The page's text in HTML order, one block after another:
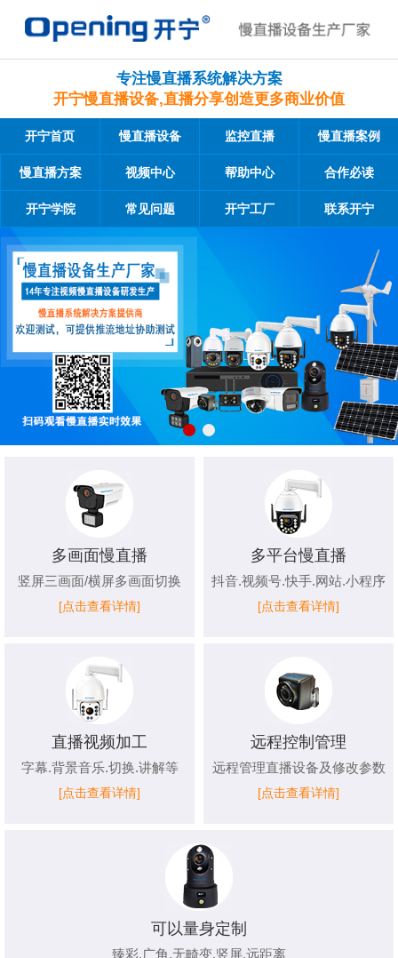
专注慢直播系统解决方案
开宁慢直播设备,直播分享创造更多商业价值
开宁首页 慢直播设备 监控直播 慢直播案例
慢直播方案 视频中心 帮助中心 合作必读
开宁学院 常见问题 开宁工厂 联系开宁
多画面慢直播
竖屏三画面/横屏多画面切换
[点击查看详情]
多平台慢直播
抖音.视频号.快手.网站.小程序
[点击查看详情]
直播视频加工
字幕.背景音乐.切换.讲解等
[点击查看详情]
远程控制管理
远程管理直播设备及修改参数
[点击查看详情]
可以量身定制
臻彩.广角.无畸变.竖屏.远距离